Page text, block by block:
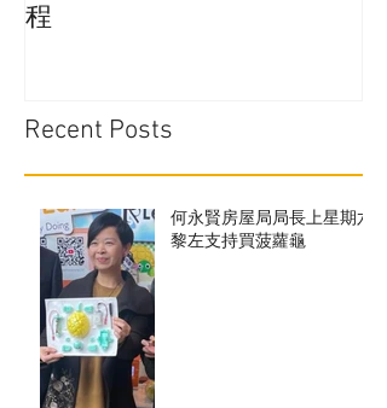
程
Recent Posts
何永賢房屋局局長上星期六
黎左支持買菠蘿龜